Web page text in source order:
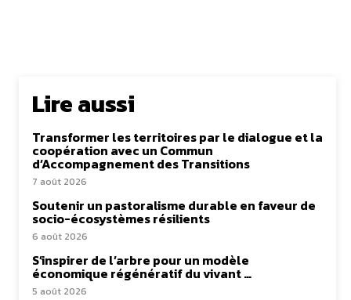
Lire aussi
Transformer les territoires par le dialogue et la
coopération avec un Commun
d’Accompagnement des Transitions
7 août 2026
Soutenir un pastoralisme durable en faveur de
socio-écosystèmes résilients
6 août 2026
S’inspirer de l’arbre pour un modèle
économique régénératif du vivant …
5 août 2026